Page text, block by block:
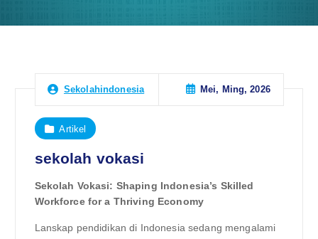
Sekolahindonesia Mei, Ming, 2026
Artikel
sekolah vokasi
Sekolah Vokasi: Shaping Indonesia’s Skilled
Workforce for a Thriving Economy
Lanskap pendidikan di Indonesia sedang mengalami